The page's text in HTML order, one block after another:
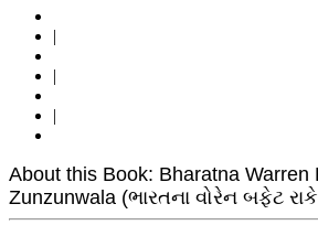
|
|
|
About this Book: Bharatna Warren
Zunzunwala (ભારતના વોરેન બફેટ